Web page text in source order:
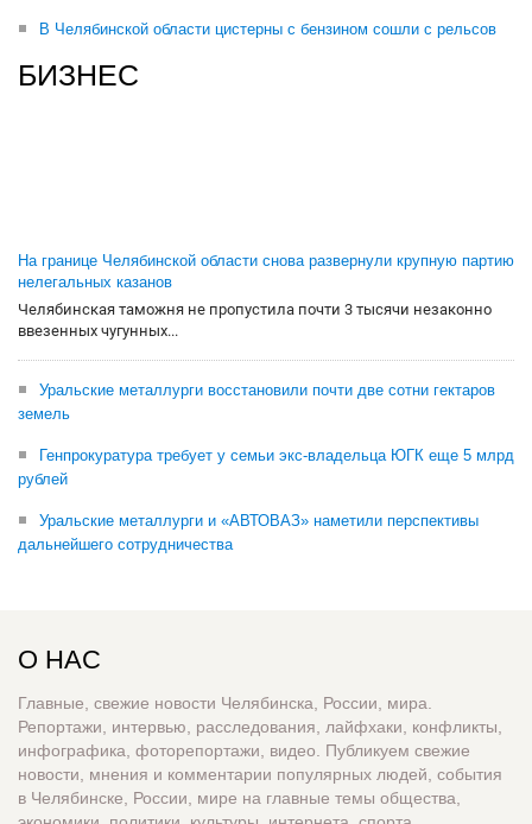
В Челябинской области цистерны с бензином сошли с рельсов
БИЗНЕС
На границе Челябинской области снова развернули крупную партию
нелегальных казанов
Челябинская таможня не пропустила почти 3 тысячи незаконно
ввезенных чугунных...
Уральские металлурги восстановили почти две сотни гектаров
земель
Генпрокуратура требует у семьи экс-владельца ЮГК еще 5 млрд
рублей
Уральские металлурги и «АВТОВАЗ» наметили перспективы
дальнейшего сотрудничества
О НАС
Главные, свежие новости Челябинска, России, мира.
Репортажи, интервью, расследования, лайфхаки, конфликты,
инфографика, фоторепортажи, видео. Публикуем свежие
новости, мнения и комментарии популярных людей, события
в Челябинске, России, мире на главные темы общества,